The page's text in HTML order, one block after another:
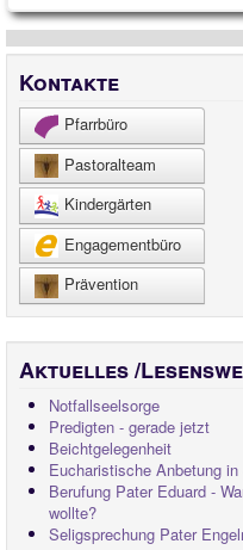
Kontakte
Pfarrbüro
Pastoralteam
Kindergärten
Engagementbüro
Prävention
Aktuelles /
Notfallseelsorge
Predigten - gerade jetzt
Beichtgelegenheit
Eucharistische Anbetung
Berufung Pater Eduard -
wollte?
Seligsprechung Pater